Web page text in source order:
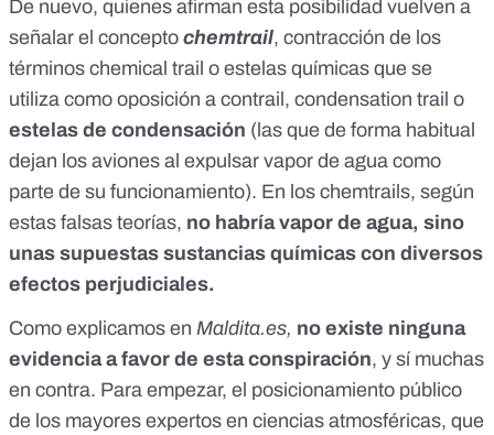
De nuevo, quienes afirman esta posibilidad vuelven a
señalar el concepto chemtrail, contracción de los
términos chemical trail o estelas químicas que se
utiliza como oposición a contrail, condensation trail o
estelas de condensación (las que de forma habitual
dejan los aviones al expulsar vapor de agua como
parte de su funcionamiento). En los chemtrails, según
estas falsas teorías, no habría vapor de agua, sino
unas supuestas sustancias químicas con diversos
efectos perjudiciales.
Como explicamos en Maldita.es, no existe ninguna
evidencia a favor de esta conspiración, y sí muchas
en contra. Para empezar, el posicionamiento público
de los mayores expertos en ciencias atmosféricas, que